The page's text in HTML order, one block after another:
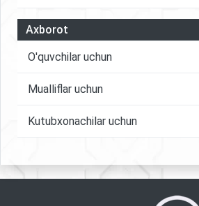
Axborot
O'quvchilar uchun
Mualliflar uchun
Kutubxonachilar uchun